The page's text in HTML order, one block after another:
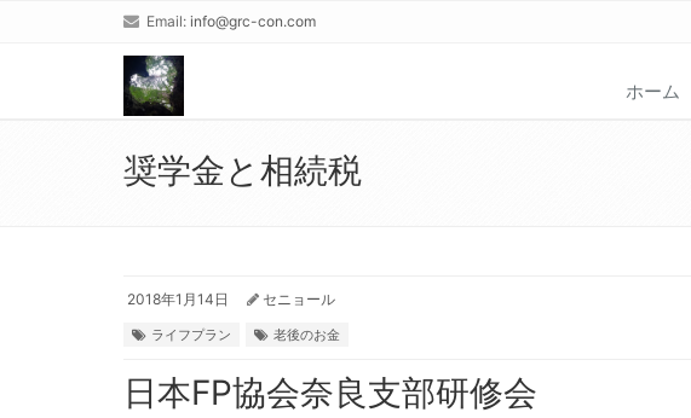
Email: info@grc-con.com
ホーム
奨学金と相続税
2018年1月14日 セニョール
ライフプラン 老後のお金
日本FP協会奈良支部研修会